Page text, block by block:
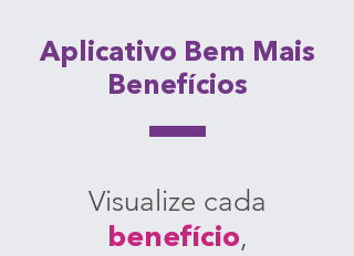
Aplicativo Bem Mais
Benefícios
Visualize cada
benefício,